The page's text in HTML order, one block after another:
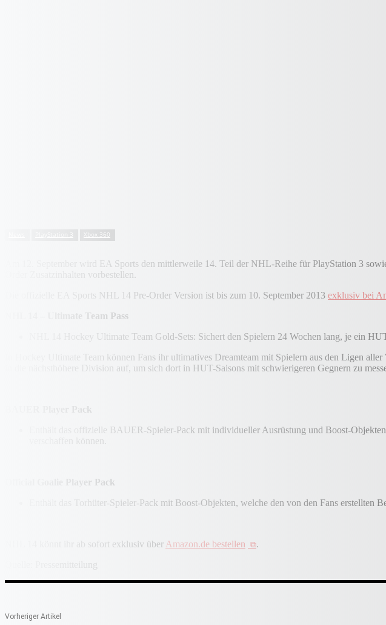
Xbox 360
Am 12. September wird EA Sports den mittlerweile 14. Teil der NHL-Reihe für PlayStation 3
Order Zusatzinhalten vorbestellen.
Die offizielle EA Sports NHL 14 Pre-Order Version ist bis zum 10. September 2013 exklusiv bei
NHL 14 – Ultimate Team Pass
NHL 14 Hockey Ultimate Team Gold-Sets: Sichert den Spielern 24 Wochen lang, je ein
In Hockey Ultimate Team können Fans ihr ultimatives Dreamteam mit Spielern aus den Ligen
in die nächsthöhere Division auf, um sich dort in HUT-Saisons mit schwierigeren Gegnern zu
BAUER Player Pack
Enthält das offizielle BAUER-Spieler-Pack mit individueller Ausrüstung und Boost-
verschaffen können.
Official Goalie Player Pack
Enthält das Torhüter-Spieler-Pack mit Boost-Objekten, welche den von den Fans
NHL 14 könnt ihr ab sofort exklusiv über Amazon.de bestellen
.
Quelle: Pressemitteilung
Vorheriger Artikel